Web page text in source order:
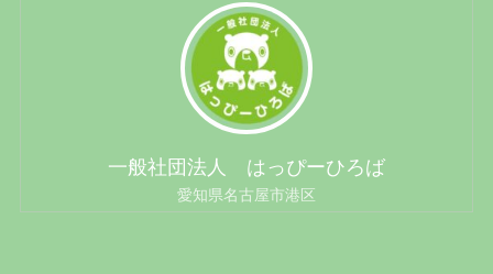
一般社団法人 はっぴーひろば
愛知県名古屋市港区